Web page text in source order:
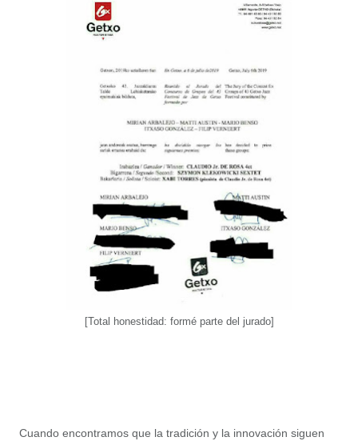
[Total honestidad: formé parte del jurado]
Cuando encontramos que la tradición y la innovación siguen